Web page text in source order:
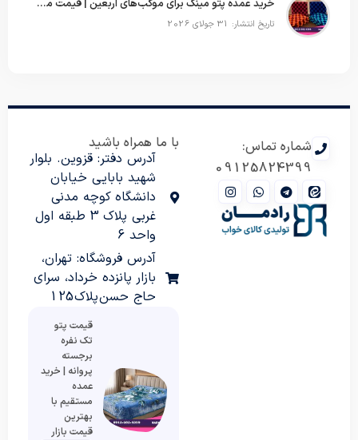
خرید عمده پتو مینک برای موکب‌های اربعین | قیمت مناسب و ارسال سریع
تاریخ انتشار: 31 جولای 2026
شماره تماس:
09125824399
با ما همراه باشید
آدرس دفتر: قزوین. بلوار
شهید بابایی خیابان
دانشگاه کوچه مدنی
غربی پلاک 3 طبقه اول
واحد 6
آدرس فروشگاه: تهران،
بازار پانزده خرداد، سرای
حاج حسن پلاک 125
قیمت پتو
تک نفره
برجسته
پروانه | خرید
عمده
مستقیم با
بهترین
قیمت بازار